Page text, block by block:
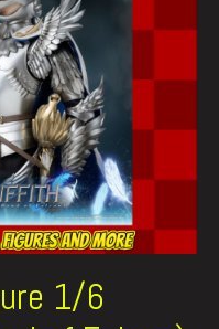
1/6